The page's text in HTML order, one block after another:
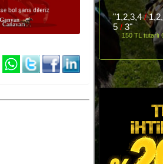
"1,2,3,4/
5/ 3"
150 TL tutarlı